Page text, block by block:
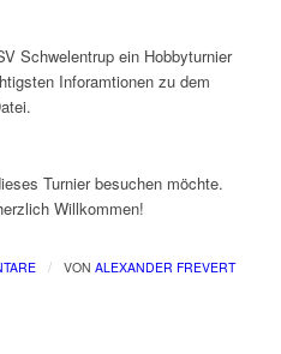
Schwelentrup ein Hobbyturnier
Inforamtionen zu dem
Turnier besuchen möchte.
Willkommen!
/ VON ALEXANDER FREVERT